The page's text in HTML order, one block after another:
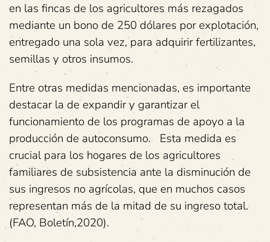
en las fincas de los agricultores más rezagados
mediante un bono de 250 dólares por explotación,
entregado una sola vez, para adquirir fertilizantes,
semillas y otros insumos.
Entre otras medidas mencionadas, es importante
destacar la de expandir y garantizar el
funcionamiento de los programas de apoyo a la
producción de autoconsumo.
Esta medida es
crucial para los hogares de los agricultores
familiares de subsistencia ante la disminución de
sus ingresos no agrícolas, que en muchos casos
representan más de la mitad de su ingreso total.
(FAO, Boletín,2020).